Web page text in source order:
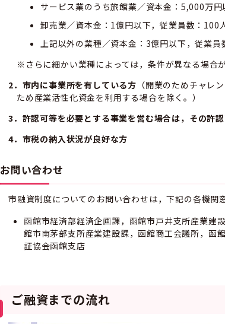
サービス業のうち旅館業／資本金：5,000万
卸売業／資本金：1億円以下，従業員数：100
上記以外の業種／資本金：3億円以下，従業員
※さらに細かい業種によっては，条件が異なる場合
2．市内に事業所を有している方 （開業のためチャレ
ため産業活性化資金を利用する場合を除く。）
3．許認可等を必要とする事業を営む場合は，その許
4．市税の納入状況が良好な方
お問い合わせ
市融資制度についてのお問い合わせは，下記の各機関
函館市経済部経済企画課，函館市戸井支所産業建
館市南茅部支所産業建設課，函館商工会議所，函
証協会函館支店
ご融資までの流れ